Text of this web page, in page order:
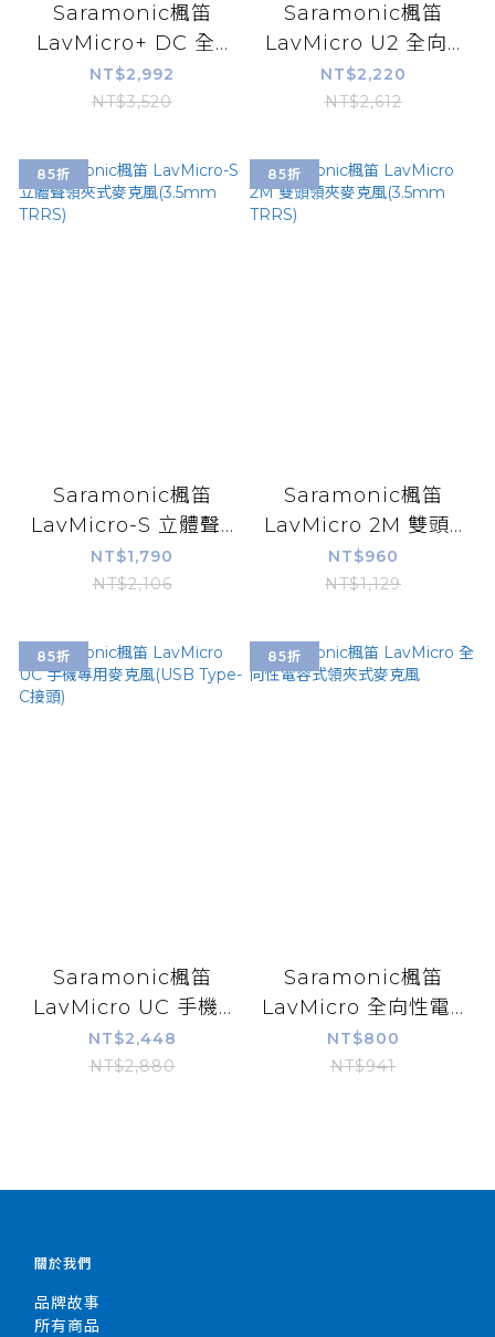
Saramonic楓笛
LavMicro+ DC 全...
NT$2,992
NT$3,520
Saramonic楓笛
LavMicro U2 全向...
NT$2,220
NT$2,612
85折
Saramonic楓笛
LavMicro-S 立體聲...
NT$1,790
NT$2,106
85折
Saramonic楓笛
LavMicro 2M 雙頭...
NT$960
NT$1,129
85折
Saramonic楓笛
LavMicro UC 手機...
NT$2,448
NT$2,880
85折
Saramonic楓笛
LavMicro 全向性電...
NT$800
NT$941
關於我們
品牌故事
所有商品